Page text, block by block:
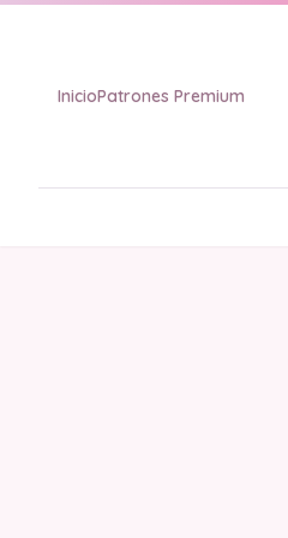
InicioPatrones Premium